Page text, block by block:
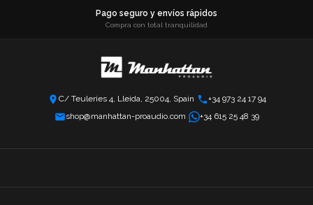
Pago seguro y envíos rápidos
Compra con total tranquilidad
C/ Teuleries 4, Lleida, 25004, Spain
+34 973 24 17 94
shop@manhattan-proaudio.com
+34 615 25 48 39